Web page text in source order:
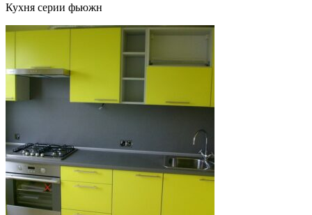
Кухня серии фьюжн